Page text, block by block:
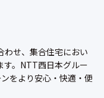
わせ、集合住宅におい
す。NTT西日本グルー
をより安心・快適・便